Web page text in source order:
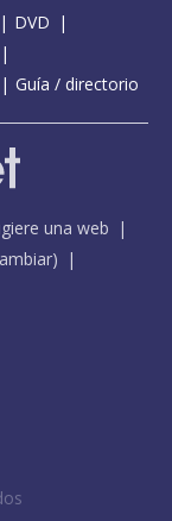
DVD
Guía / directorio
una web
)